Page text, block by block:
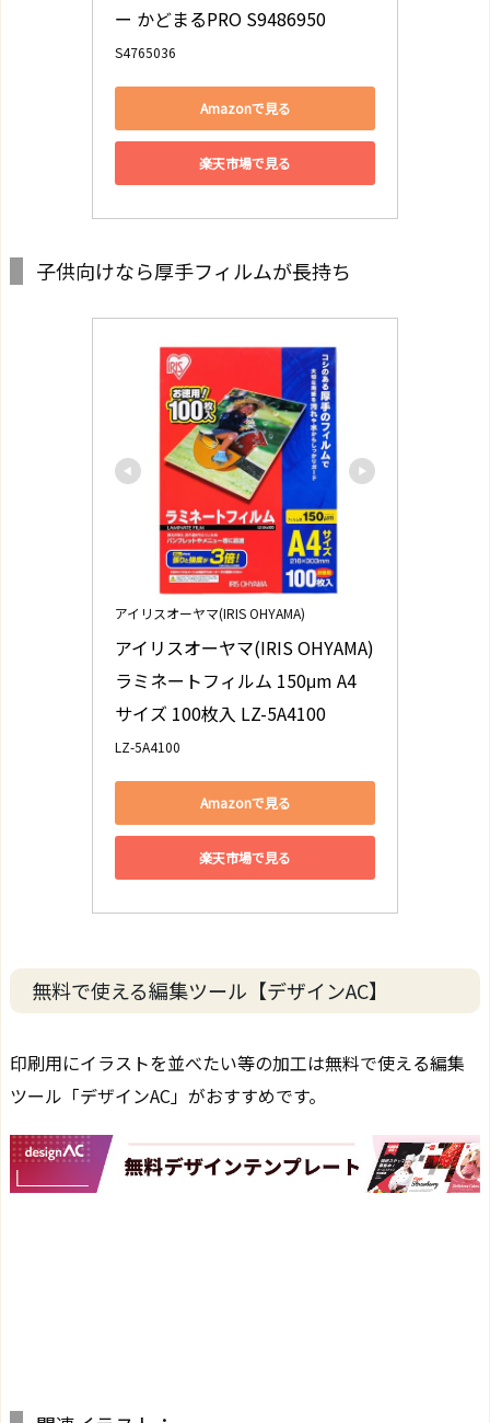
ー かどまるPRO S9486950
S4765036
Amazonで見る
楽天市場で見る
子供向けなら厚手フィルムが長持ち
アイリスオーヤマ(IRIS OHYAMA)
アイリスオーヤマ(IRIS OHYAMA)
ラミネートフィルム 150μm A4
サイズ 100枚入 LZ-5A4100
LZ-5A4100
Amazonで見る
楽天市場で見る
無料で使える編集ツール【デザインAC】
印刷用にイラストを並べたい等の加工は無料で使える編集
ツール「デザインAC」がおすすめです。